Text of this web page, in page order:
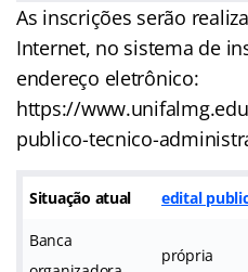
As inscrições serão
Internet, no sistema de
endereço eletrônico:
https://
publico-tecnico-
Situação atual edital
Banca
própria